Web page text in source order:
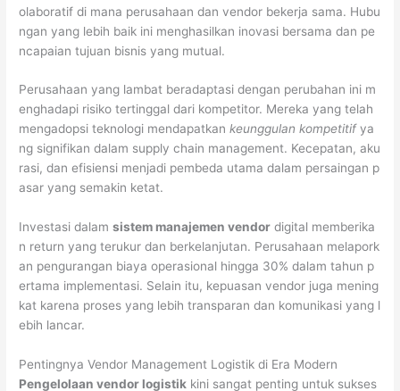
olaboratif di mana perusahaan dan vendor bekerja sama. Hubu
ngan yang lebih baik ini menghasilkan inovasi bersama dan pe
ncapaian tujuan bisnis yang mutual.
Perusahaan yang lambat beradaptasi dengan perubahan ini m
enghadapi risiko tertinggal dari kompetitor. Mereka yang telah
mengadopsi teknologi mendapatkankeunggulan kompetitifya
ng signifikan dalam supply chain management. Kecepatan, aku
rasi, dan efisiensi menjadi pembeda utama dalam persaingan p
asar yang semakin ketat.
Investasi dalamsistem manajemen vendor digital memberika
n return yang terukur dan berkelanjutan. Perusahaan melapork
an pengurangan biaya operasional hingga 30% dalam tahun p
ertama implementasi. Selain itu, kepuasan vendor juga mening
kat karena proses yang lebih transparan dan komunikasi yang l
ebih lancar.
Pentingnya Vendor Management Logistik di Era Modern
Pengelolaan vendor logistik kini sangat penting untuk sukses